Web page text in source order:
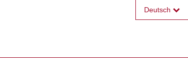
Deutsch